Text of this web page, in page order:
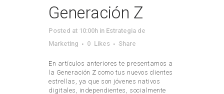
Generación Z
Posted at 10:00h in Estrategia de
Marketing
0 Likes Share
En artículos anteriores te presentamos a
la Generación Z como tus nuevos clientes
estrellas, ya que son jóvenes nativos
digitales, independientes, socialmente